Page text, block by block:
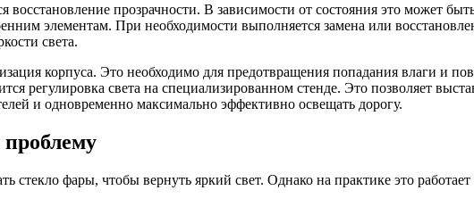
восстановление прозрачности. В зависимости от состояния это может
элементам. При необходимости выполняется замена или
света.
корпуса. Это необходимо для предотвращения попадания влаги и
регулировка света на специализированном стенде. Это позволяет
и одновременно максимально эффективно освещать дорогу.
стекло фары, чтобы вернуть яркий свет. Однако на практике это